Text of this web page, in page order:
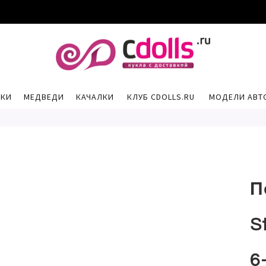
МЕДВЕДИ КАЧАЛКИ КЛУБ CDOLLS.RU МОДЕЛИ